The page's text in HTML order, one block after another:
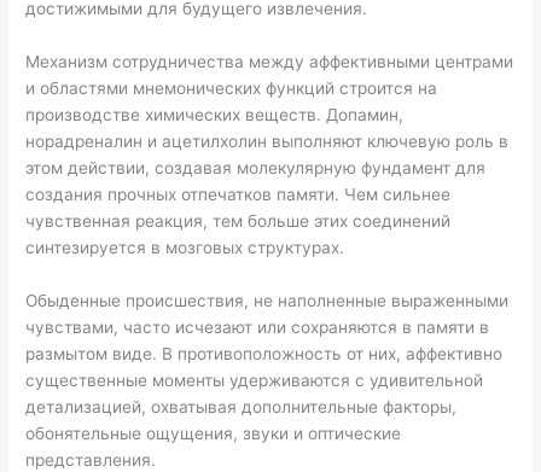
достижимыми для будущего извлечения.
Механизм сотрудничества между аффективными центрами
и областями мнемонических функций строится на
производстве химических веществ. Допамин,
норадреналин и ацетилхолин выполняют ключевую роль в
этом действии, создавая молекулярную фундамент для
создания прочных отпечатков памяти. Чем сильнее
чувственная реакция, тем больше этих соединений
синтезируется в мозговых структурах.
Обыденные происшествия, не наполненные выраженными
чувствами, часто исчезают или сохраняются в памяти в
размытом виде. В противоположность от них, аффективно
существенные моменты удерживаются с удивительной
детализацией, охватывая дополнительные факторы,
обонятельные ощущения, звуки и оптические
представления.